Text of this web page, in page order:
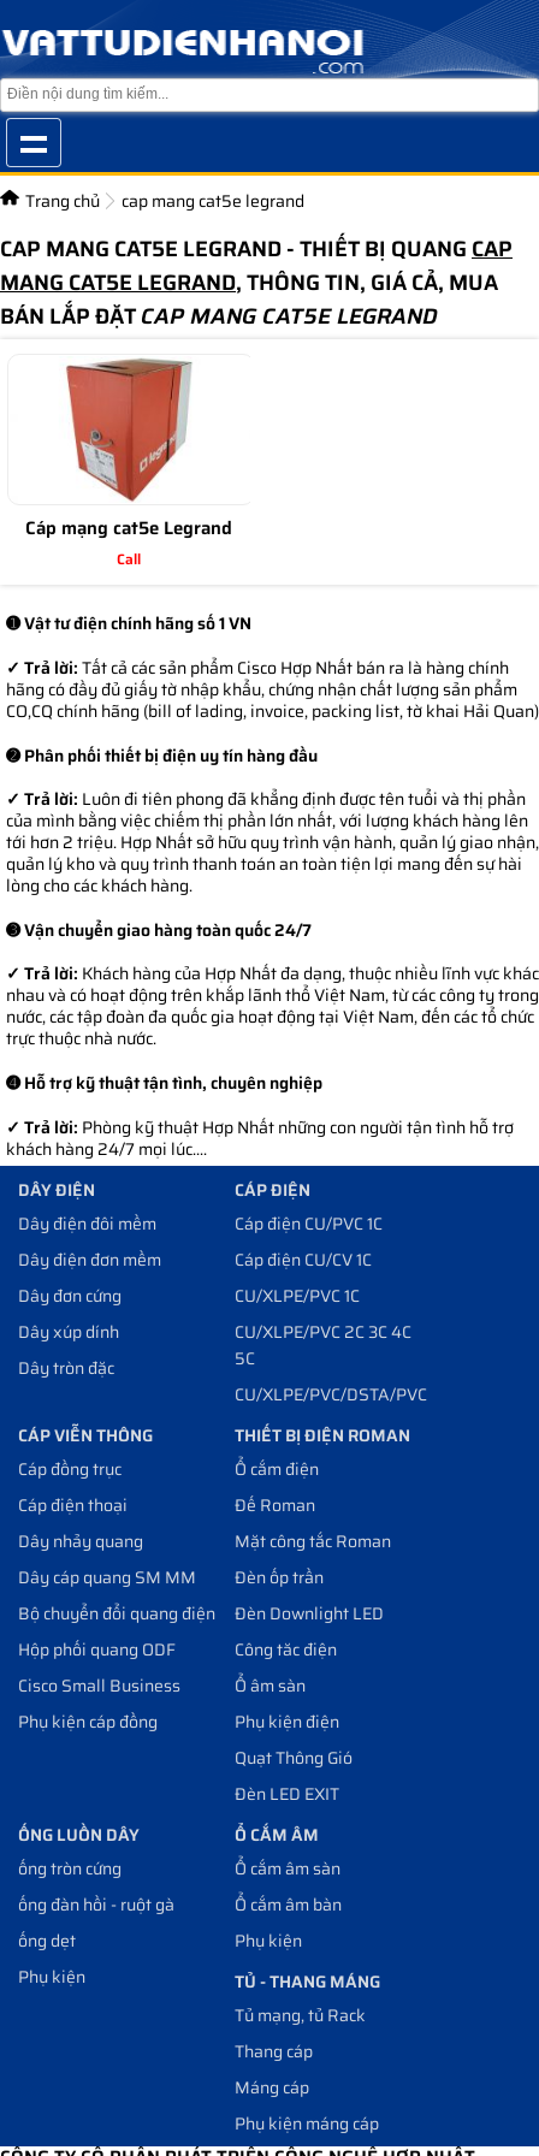
Trang chủ cap mang cat5e legrand
CAP MANG CAT5E LEGRAND - THIẾT BỊ QUANGCAP
MANG CAT5E LEGRAND, THÔNG TIN, GIÁ CẢ, MUA
BÁN LẮP ĐẶTCAP MANG CAT5E LEGRAND
Cáp mạng cat5e Legrand
Call
➊ Vật tư điện chính hãng số 1 VN
✓ Trả lời:Tất cả các sản phẩm Cisco Hợp Nhất bán ra là hàng chính
hãng có đầy đủ giấy tờ nhập khẩu, chứng nhận chất lượng sản phẩm
CO,CQ chính hãng (bill of lading, invoice, packing list, tờ khai Hải Quan)
➋ Phân phối thiết bị điện uy tín hàng đầu
✓ Trả lời: Luôn đi tiên phong đã khẳng định được tên tuổi và thị phần
của mình bằng việc chiếm thị phần lớn nhất, với lượng khách hàng lên
tới hơn 2 triệu. Hợp Nhất sở hữu quy trình vận hành, quản lý giao nhận,
quản lý kho và quy trình thanh toán an toàn tiện lợi mang đến sự hài
lòng cho các khách hàng.
➌ Vận chuyển giao hàng toàn quốc 24/7
✓ Trả lời: Khách hàng của Hợp Nhất đa dạng, thuộc nhiều lĩnh vực khác
nhau và có hoạt động trên khắp lãnh thổ Việt Nam, từ các công ty trong
nước, các tập đoàn đa quốc gia hoạt động tại Việt Nam, đến các tổ chức
trực thuộc nhà nước.
➍ Hỗ trợ kỹ thuật tận tình, chuyên nghiệp
✓ Trả lời: Phòng kỹ thuật Hợp Nhất những con người tận tình hỗ trợ
khách hàng 24/7 mọi lúc....
DÂY ĐIỆN
Dây điện đôi mềm
Dây điện đơn mềm
Dây đơn cứng
Dây xúp dính
Dây tròn đặc
CÁP ĐIỆN
Cáp điện CU/PVC 1C
Cáp điện CU/CV 1C
CU/XLPE/PVC 1C
CU/XLPE/PVC 2C 3C 4C
5C
CU/XLPE/PVC/DSTA/PVC
CÁP VIỄN THÔNG
Cáp đồng trục
Cáp điện thoại
Dây nhảy quang
Dây cáp quang SM MM
Bộ chuyển đổi quang điện
Hộp phối quang ODF
Cisco Small Business
Phụ kiện cáp đồng
THIẾT BỊ ĐIỆN ROMAN
Ổ cắm điện
Đế Roman
Mặt công tắc Roman
Đèn ốp trần
Đèn Downlight LED
Công tăc điện
Ổ âm sàn
Phụ kiện điện
Quạt Thông Gió
Đèn LED EXIT
ỐNG LUỒN DÂY
ống tròn cứng
ống đàn hồi - ruột gà
ống dẹt
Phụ kiện
Ổ CẮM ÂM
Ổ cắm âm sàn
Ổ cắm âm bàn
Phụ kiện
TỦ - THANG MÁNG
Tủ mạng, tủ Rack
Thang cáp
Máng cáp
Phụ kiện máng cáp